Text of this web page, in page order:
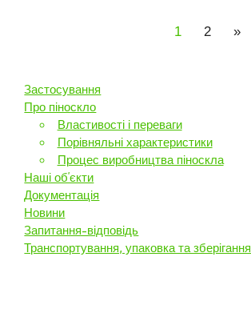
1 2 »
Застосування
Про піноскло
Властивості і переваги
Порівняльні характеристики
Процес виробництва піноскла
Наші об’єкти
Документація
Новини
Запитання-відповідь
Транспортування, упаковка та зберігання